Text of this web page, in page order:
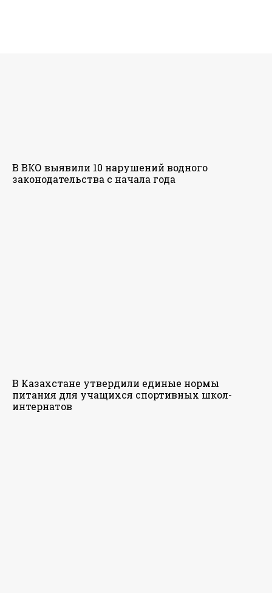
В ВКО выявили 10 нарушений водного
законодательства с начала года
В Казахстане утвердили единые нормы
питания для учащихся спортивных школ-
интернатов